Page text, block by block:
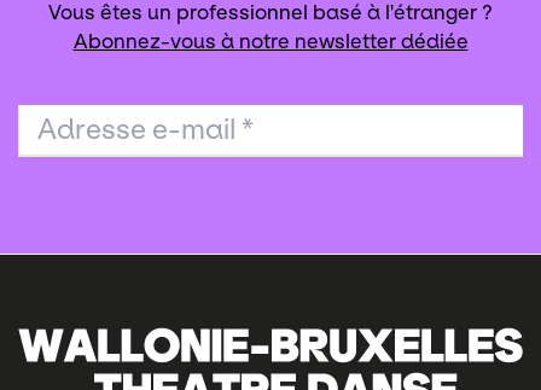
Vous êtes un professionnel basé à l'étranger ?
Abonnez-vous à notre newsletter dédiée
Adresse e-mail *